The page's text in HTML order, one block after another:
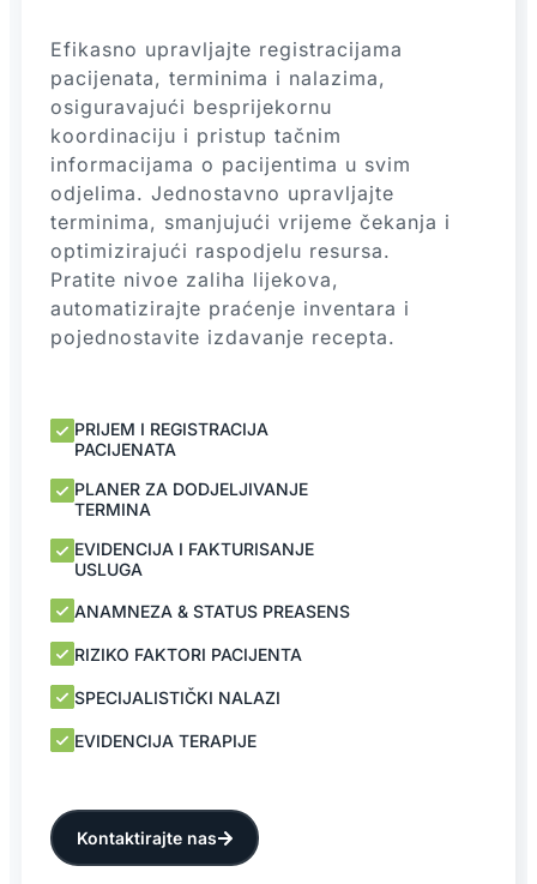
Efikasno upravljajte registracijama
pacijenata, terminima i nalazima,
osiguravajući besprijekornu
koordinaciju i pristup tačnim
informacijama o pacijentima u svim
odjelima. Jednostavno upravljajte
terminima, smanjujući vrijeme čekanja i
optimizirajući raspodjelu resursa.
Pratite nivoe zaliha lijekova,
automatizirajte praćenje inventara i
pojednostavite izdavanje recepta.
PRIJEM I REGISTRACIJA
PACIJENATA
PLANER ZA DODJELJIVANJE
TERMINA
EVIDENCIJA I FAKTURISANJE
USLUGA
ANAMNEZA & STATUS PREASENS
RIZIKO FAKTORI PACIJENTA
SPECIJALISTIČKI NALAZI
EVIDENCIJA TERAPIJE
Kontaktirajte nas